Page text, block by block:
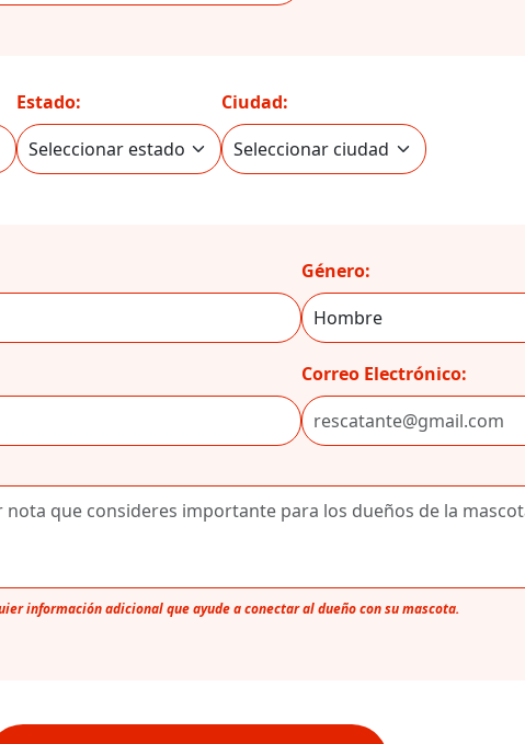
Estado: Ciudad:
Género:
Correo Electrónico:
información adicional que ayude a conectar al dueño con su mascota.